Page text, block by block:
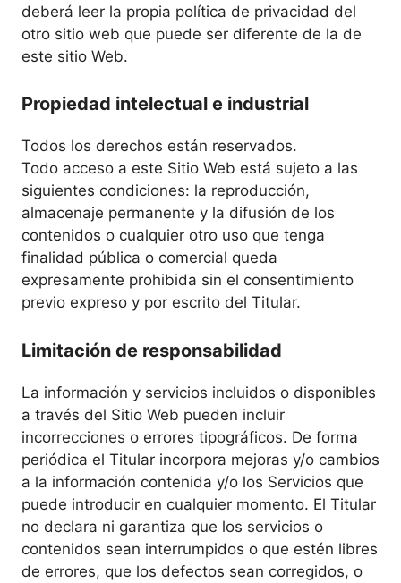
deberá leer la propia política de privacidad del
otro sitio web que puede ser diferente de la de
este sitio Web.
Propiedad intelectual e industrial
Todos los derechos están reservados.
Todo acceso a este Sitio Web está sujeto a las
siguientes condiciones: la reproducción,
almacenaje permanente y la difusión de los
contenidos o cualquier otro uso que tenga
finalidad pública o comercial queda
expresamente prohibida sin el consentimiento
previo expreso y por escrito del Titular.
Limitación de responsabilidad
La información y servicios incluidos o disponibles
a través del Sitio Web pueden incluir
incorrecciones o errores tipográficos. De forma
periódica el Titular incorpora mejoras y/o cambios
a la información contenida y/o los Servicios que
puede introducir en cualquier momento. El Titular
no declara ni garantiza que los servicios o
contenidos sean interrumpidos o que estén libres
de errores, que los defectos sean corregidos, o